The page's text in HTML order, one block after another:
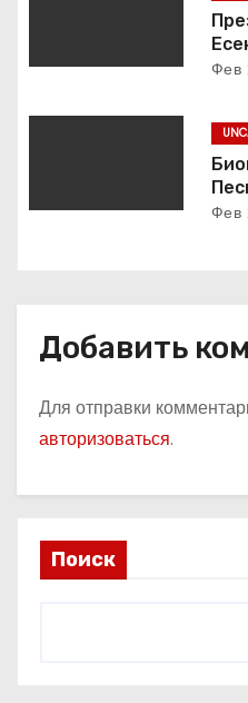
Фев
Фев
Добавить
Для отправки
авторизоваться.
Поиск